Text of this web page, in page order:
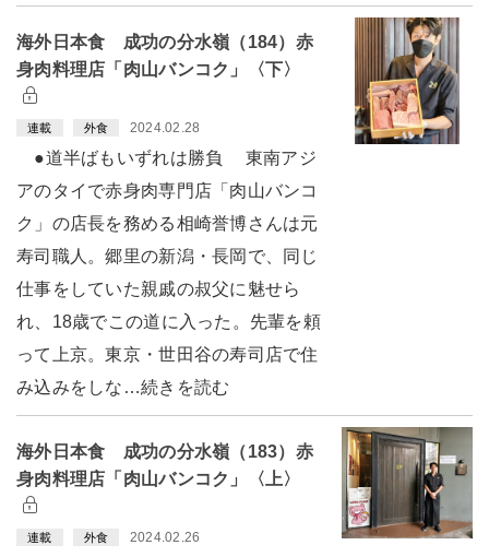
海外日本食 成功の分水嶺（184）赤
身肉料理店「肉山バンコク」〈下〉
連載 外食 2024.02.28
●道半ばもいずれは勝負 東南アジ
アのタイで赤身肉専門店「肉山バンコ
ク」の店長を務める相崎誉博さんは元
寿司職人。郷里の新潟・長岡で、同じ
仕事をしていた親戚の叔父に魅せら
れ、18歳でこの道に入った。先輩を頼
って上京。東京・世田谷の寿司店で住
み込みをしな…続きを読む
海外日本食 成功の分水嶺（183）赤
身肉料理店「肉山バンコク」〈上〉
連載 外食 2024.02.26